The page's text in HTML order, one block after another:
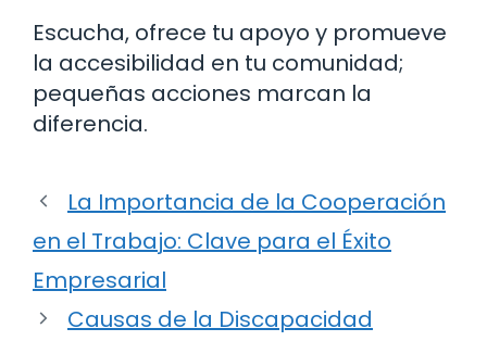
Escucha, ofrece tu apoyo y promueve
la accesibilidad en tu comunidad;
pequeñas acciones marcan la
diferencia.
La Importancia de la Cooperación
en el Trabajo: Clave para el Éxito
Empresarial
Causas de la Discapacidad